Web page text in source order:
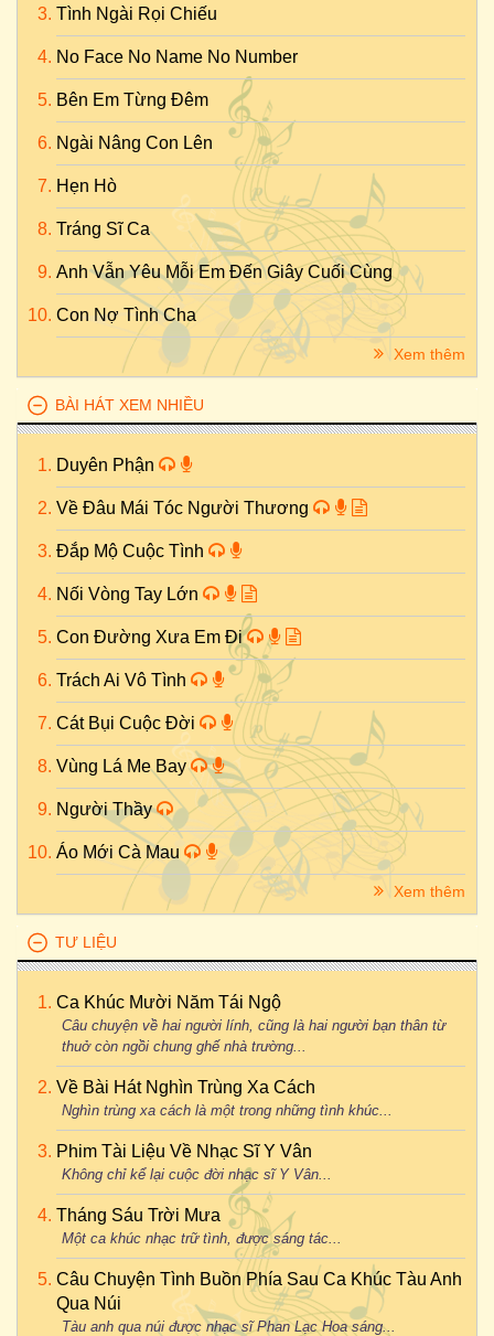
Tình Ngài Rọi Chiếu
No Face No Name No Number
Bên Em Từng Đêm
Ngài Nâng Con Lên
Hẹn Hò
Tráng Sĩ Ca
Anh Vẫn Yêu Mỗi Em Đến Giây Cuối Cùng
Con Nợ Tình Cha
Xem thêm
BÀI HÁT XEM NHIỀU
Duyên Phận
Về Đâu Mái Tóc Người Thương
Đắp Mộ Cuộc Tình
Nối Vòng Tay Lớn
Con Đường Xưa Em Đi
Trách Ai Vô Tình
Cát Bụi Cuộc Đời
Vùng Lá Me Bay
Người Thầy
Áo Mới Cà Mau
Xem thêm
TƯ LIỆU
Ca Khúc Mười Năm Tái Ngộ
Câu chuyện về hai người lính, cũng là hai người bạn thân từ
thuở còn ngồi chung ghế nhà trường...
Về Bài Hát Nghìn Trùng Xa Cách
Nghìn trùng xa cách là một trong những tình khúc...
Phim Tài Liệu Về Nhạc Sĩ Y Vân
Không chỉ kể lại cuộc đời nhạc sĩ Y Vân...
Tháng Sáu Trời Mưa
Một ca khúc nhạc trữ tình, được sáng tác...
Câu Chuyện Tình Buồn Phía Sau Ca Khúc Tàu Anh
Qua Núi
Tàu anh qua núi được nhạc sĩ Phan Lạc Hoa sáng...